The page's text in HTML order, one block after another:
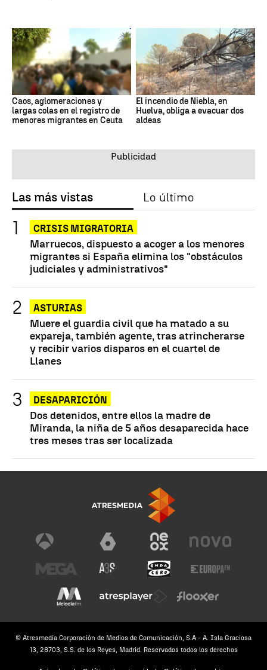
Caos, aglomeraciones y
largas colas en el registro de
menores migrantes en Ceuta
El incendio de Niebla, en
Huelva, obliga a evacuar dos
aldeas
Las más vistas Lo último
CRISIS MIGRATORIA
Marruecos, dispuesto a acoger a los menores
migrantes si España elimina los "obstáculos
judiciales y administrativos"
ASTURIAS
Muere el guardia civil que ha matado a su
expareja, también agente, tras atrincherarse
y recibir varios disparos en el cuartel de
Llanes
DESAPARICIÓN
Dos detenidos, entre ellos la madre de
Miranda, la niña de 5 años desaparecida hace
tres meses tras ser localizada
© Atresmedia Corporación de Medios de Comunicación, S.A - A. Isla Graciosa
13, 28703, S.S. de los Reyes, Madrid. Reservados todos los derechos